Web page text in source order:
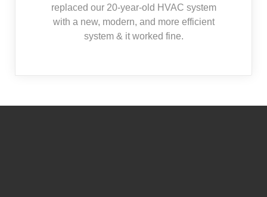
replaced our 20-year-old HVAC system
with a new, modern, and more efficient
system & it worked fine.